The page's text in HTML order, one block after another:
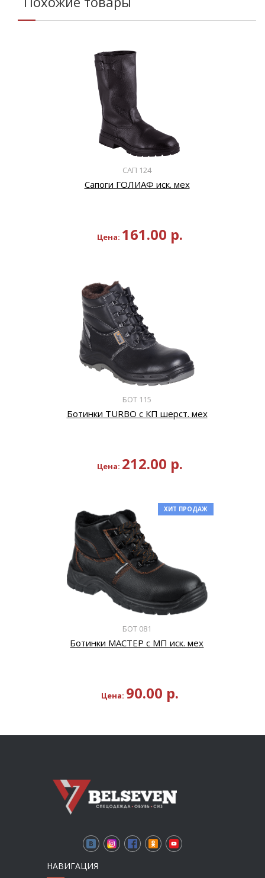
САП 124
Сапоги ГОЛИАФ иск. мех
Цена: 161.00 р.
БОТ 115
Ботинки TURBO с КП шерст. мех
Цена: 212.00 р.
БОТ 081
Ботинки МАСТЕР с МП иск. мех
Цена: 90.00 р.
ХИТ ПРОДАЖ
НАВИГАЦИЯ